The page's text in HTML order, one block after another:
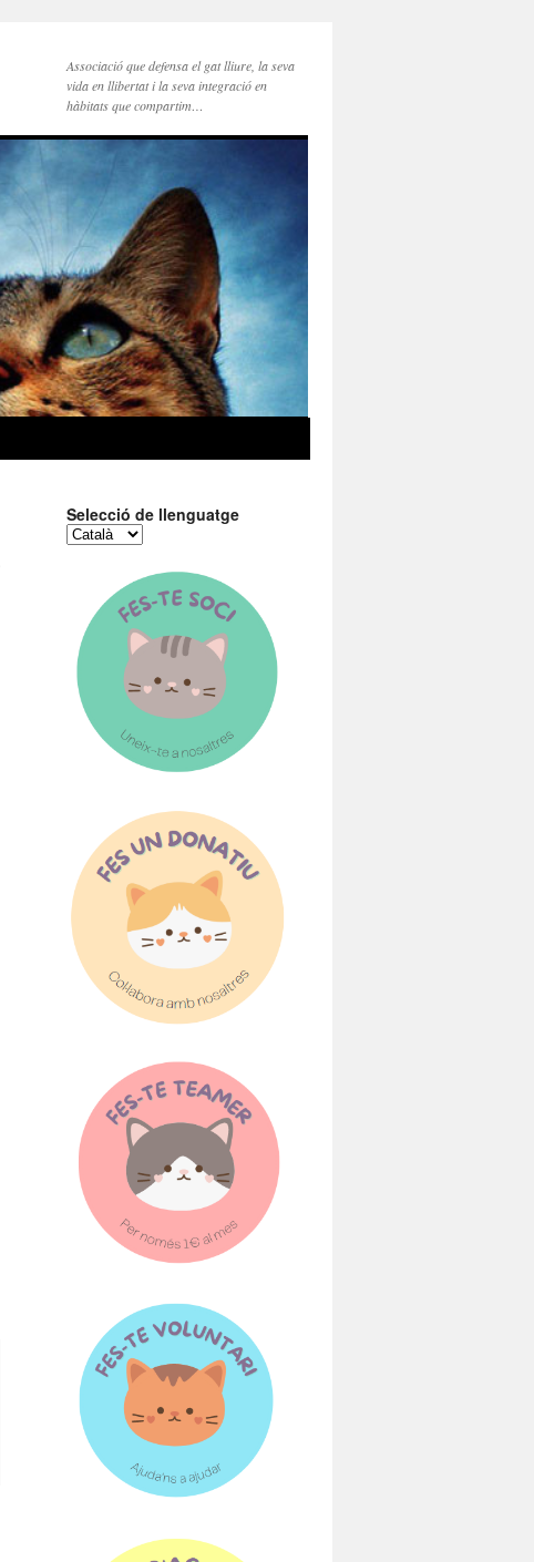
Associació que defensa el gat lliure, la seva
vida en llibertat i la seva integració en
hàbitats que compartim…
Selecció de llenguatge
Selecció